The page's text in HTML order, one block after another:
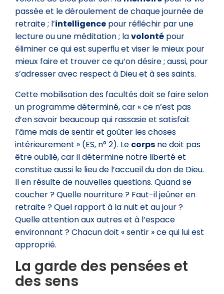
passée et le déroulement de chaque journée de
retraite ; l’intelligence pour réﬂéchir par une
lecture ou une méditation ; lavolonté pour
éliminer ce qui est superﬂu et viser le mieux pour
mieux faire et trouver ce qu’on désire ; aussi, pour
s’adresser avec respect à Dieu et à ses saints.
Cette mobilisation des facultés doit se faire selon
un programme déterminé, car « ce n’est pas
d’en savoir beaucoup qui rassasie et satisfait
l’âme mais de sentir et goûter les choses
intérieurement » (ES, n° 2). Le corps ne doit pas
être oublié, car il détermine notre liberté et
constitue aussi le lieu de l’accueil du don de Dieu.
Il en résulte de nouvelles questions. Quand se
coucher ? Quelle nourriture ? Faut-il jeûner en
retraite ? Quel rapport à la nuit et au jour ?
Quelle attention aux autres et à l’espace
environnant ? Chacun doit « sentir » ce qui lui est
approprié.
La garde des pensées et
des sens